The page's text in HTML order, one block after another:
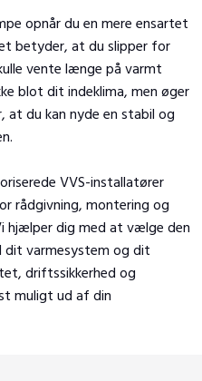
opnår du en mere ensartet
betyder, at du slipper for
vente længe på varmt
blot dit indeklima, men øger
du kan nyde en stabil og
VVS-installatører
rådgivning, montering og
hjælper dig med at vælge den
dit varmesystem og dit
driftssikkerhed og
muligt ud af din